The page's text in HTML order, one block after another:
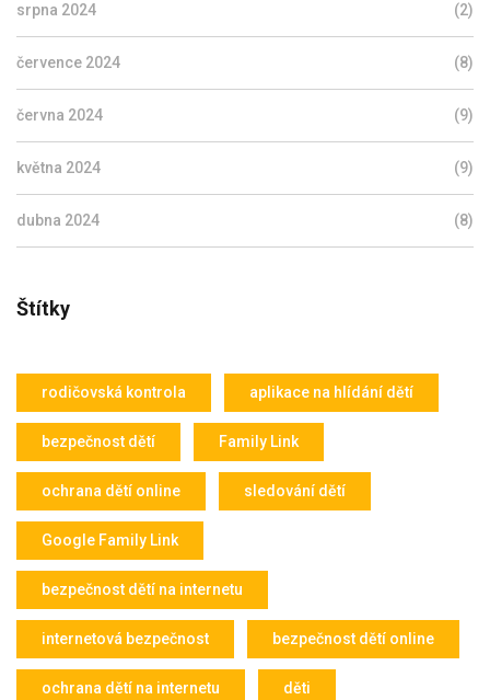
srpna 2024 (2)
července 2024 (8)
června 2024 (9)
května 2024 (9)
dubna 2024 (8)
Štítky
rodičovská kontrola aplikace na hlídání dětí
bezpečnost dětí Family Link
ochrana dětí online sledování dětí
Google Family Link
bezpečnost dětí na internetu
internetová bezpečnost bezpečnost dětí online
ochrana dětí na internetu děti